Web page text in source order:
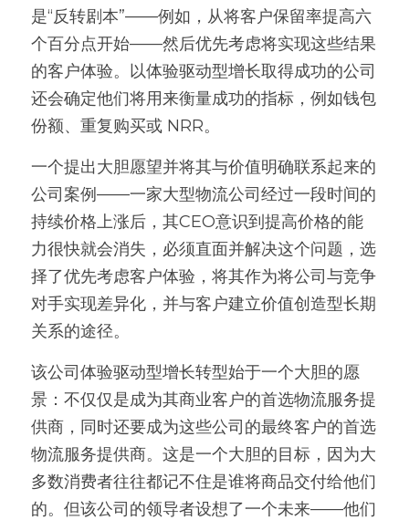
是“反转剧本”——例如，从将客户保留率提高六
个百分点开始——然后优先考虑将实现这些结果
的客户体验。以体验驱动型增长取得成功的公司
还会确定他们将用来衡量成功的指标，例如钱包
份额、重复购买或 NRR。
一个提出大胆愿望并将其与价值明确联系起来的
公司案例——一家大型物流公司经过一段时间的
持续价格上涨后，其CEO意识到提高价格的能
力很快就会消失，必须直面并解决这个问题，选
择了优先考虑客户体验，将其作为将公司与竞争
对手实现差异化，并与客户建立价值创造型长期
关系的途径。
该公司体验驱动型增长转型始于一个大胆的愿
景：不仅仅是成为其商业客户的首选物流服务提
供商，同时还要成为这些公司的最终客户的首选
物流服务提供商。这是一个大胆的目标，因为大
多数消费者往往都记不住是谁将商品交付给他们
的。但该公司的领导者设想了一个未来——他们